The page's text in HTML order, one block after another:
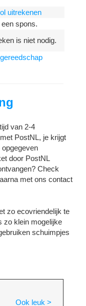
uitrekenen
spons.
is niet nodig.
van 2-4
PostNL, je krijgt
door PostNL
Check
met ons contact
zo ecovriendelijk te
zo klein mogelijke
schuimpjes
Ook leuk >